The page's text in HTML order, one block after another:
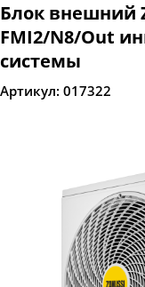
Блок внешний
FMI2/N8/Out
системы
Артикул: 017322